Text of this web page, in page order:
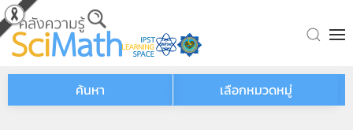
Skip to main content
ค้นหา เลือกหมวดหมู่